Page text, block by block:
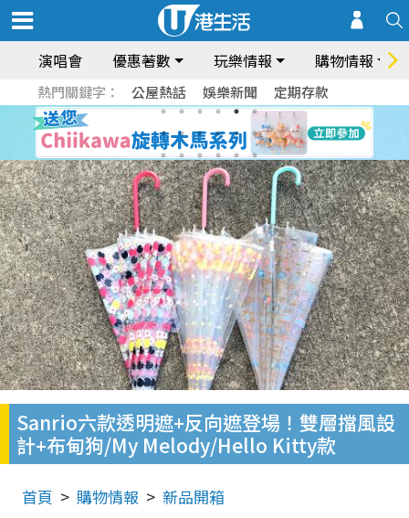
演唱會 優惠著數 玩樂情報 購物情報
熱門關鍵字： 公屋熱話 娛樂新聞 定期存款
Sanrio六款透明遮+反向遮登場！雙層擋風設
計+布甸狗/My Melody/Hello Kitty款
首頁 購物情報 新品開箱